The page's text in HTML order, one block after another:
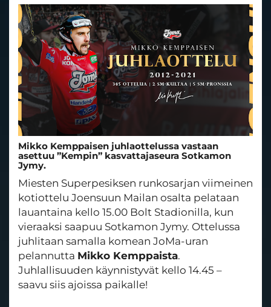
Mikko Kemppaisen juhlaottelussa vastaan
asettuu ”Kempin” kasvattajaseura Sotkamon
Jymy.
Miesten Superpesiksen runkosarjan viimeinen
kotiottelu Joensuun Mailan osalta pelataan
lauantaina kello 15.00 Bolt Stadionilla, kun
vieraaksi saapuu Sotkamon Jymy. Ottelussa
juhlitaan samalla komean JoMa-uran
pelannutta Mikko Kemppaista.
Juhlallisuuden käynnistyvät kello 14.45 –
saavu siis ajoissa paikalle!